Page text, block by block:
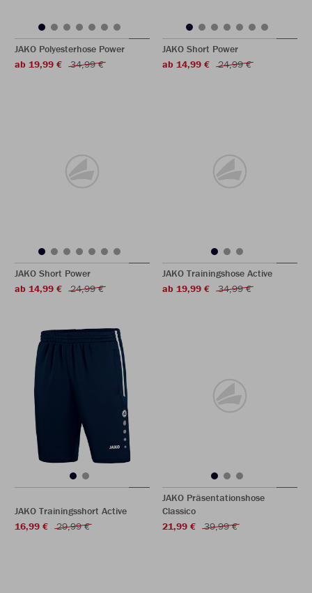
JAKO Polyesterhose Power
ab 19,99 €
34,99 €
JAKO Short Power
ab 14,99 €
24,99 €
JAKO Short Power
ab 14,99 €
24,99 €
JAKO Trainingshose Active
ab 19,99 €
34,99 €
JAKO Trainingsshort Active
16,99 €
29,99 €
JAKO Präsentationshose
Classico
21,99 €
39,99 €